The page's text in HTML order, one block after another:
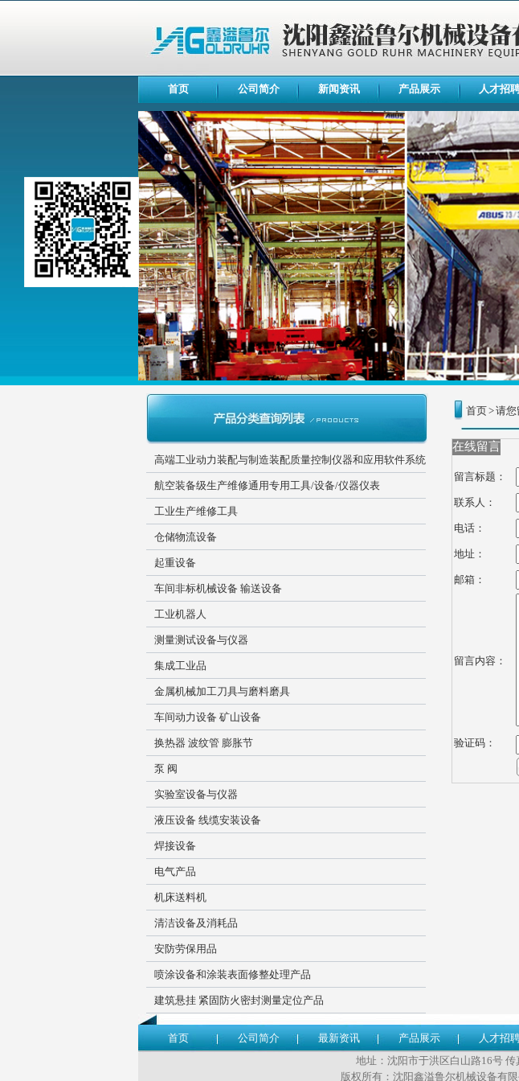
首页 公司简介 新闻资讯 产品展示 人才招
高端工业动力装配与制造装配质量控制仪器和应用软件系统
航空装备级生产维修通用专用工具/设备/仪器仪表
工业生产维修工具
仓储物流设备
起重设备
车间非标机械设备 输送设备
工业机器人
测量测试设备与仪器
集成工业品
金属机械加工刀具与磨料磨具
车间动力设备 矿山设备
换热器 波纹管 膨胀节
泵 阀
实验室设备与仪器
液压设备 线缆安装设备
焊接设备
电气产品
机床送料机
清洁设备及消耗品
安防劳保用品
喷涂设备和涂装表面修整处理产品
建筑悬挂 紧固防火密封测量定位产品
首页>请您
在线留言
留言标题：
联系人：
电话：
地址：
邮箱：
留言内容：
验证码：
首页 公司简介 最新资讯 产品展示 人才招
地址：沈阳市于洪区白山路16号 传
版权所有：沈阳鑫溢鲁尔机械设备有限